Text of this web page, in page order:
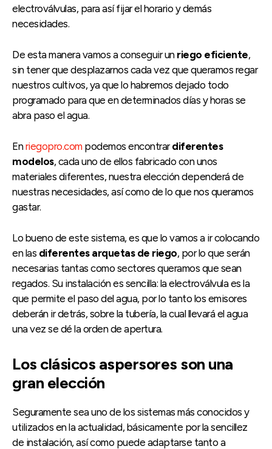
electroválvulas, para así fijar el horario y demás
necesidades.
De esta manera vamos a conseguir unriego eficiente,
sin tener que desplazarnos cada vez que queramos regar
nuestros cultivos, ya que lo habremos dejado todo
programado para que en determinados días y horas se
abra paso el agua.
Enriegopro.com podemos encontrardiferentes
modelos, cada uno de ellos fabricado con unos
materiales diferentes, nuestra elección dependerá de
nuestras necesidades, así como de lo que nos queramos
gastar.
Lo bueno de este sistema, es que lo vamos a ir colocando
en las diferentes arquetas de riego, por lo que serán
necesarias tantas como sectores queramos que sean
regados. Su instalación es sencilla: la electroválvula es la
que permite el paso del agua, por lo tanto los emisores
deberán ir detrás, sobre la tubería, la cual llevará el agua
una vez se dé la orden de apertura.
Los clásicos aspersores son una
gran elección
Seguramente sea uno de los sistemas más conocidos y
utilizados en la actualidad, básicamente por la sencillez
de instalación, así como puede adaptarse tanto a